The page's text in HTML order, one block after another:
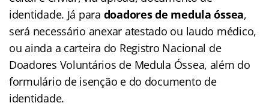
identidade. Já para doadores de medula óssea,
será necessário anexar atestado ou laudo médico,
ou ainda a carteira do Registro Nacional de
Doadores Voluntários de Medula Óssea, além do
formulário de isenção e do documento de
identidade.